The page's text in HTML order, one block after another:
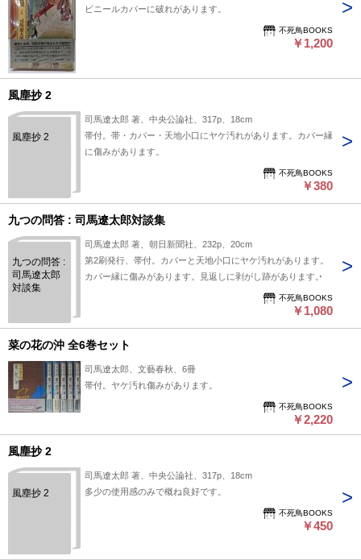
ビニールカバーに破れがあります。
不死鳥BOOKS
￥1,200
風塵抄 2
風塵抄 2
司馬遼太郎 著、中央公論社、317p、18cm
帯付。帯・カバー・天地小口にヤケ汚れがあります。カバー縁
に傷みがあります。
不死鳥BOOKS
￥380
九つの問答 : 司馬遼太郎対談集
九つの問答 :
司馬遼太郎
対談集
司馬遼太郎 著、朝日新聞社、232p、20cm
第2刷発行、帯付。カバーと天地小口にヤケ汚れがあります。
カバー縁に傷みがあります。見返しに剥がし跡があります。
不死鳥BOOKS
￥1,080
菜の花の沖 全6巻セット
司馬遼太郎、文藝春秋、6冊
帯付。ヤケ汚れ傷みがあります。
不死鳥BOOKS
￥2,220
風塵抄 2
風塵抄 2
司馬遼太郎 著、中央公論社、317p、18cm
多少の使用感のみで概ね良好です。
不死鳥BOOKS
￥450